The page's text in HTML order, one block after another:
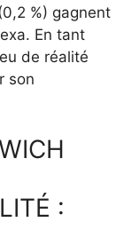
%) gagnent
En tant
de réalité
son
: